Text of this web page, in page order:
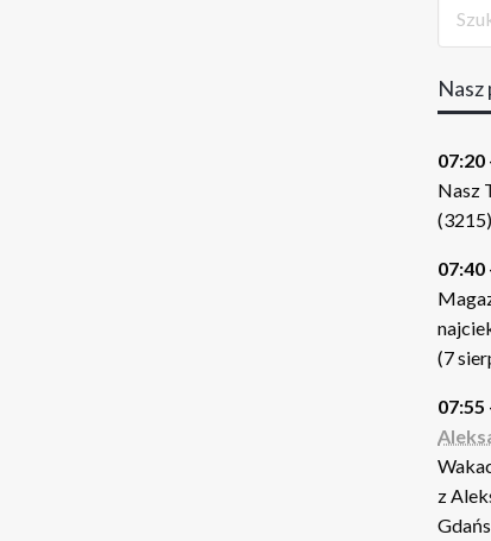
Nasz
07:20
Nasz
07:40
(7
07:55
z